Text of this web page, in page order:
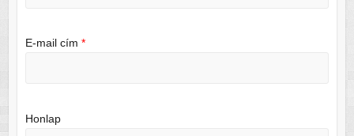
E-mail cím *
Honlap